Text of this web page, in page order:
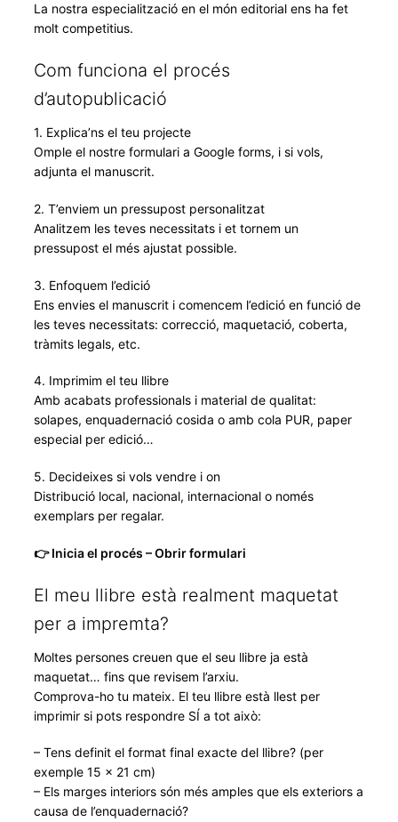
La nostra especialització en el món editorial ens ha fet
molt competitius.
Com funciona el procés
d’autopublicació
1. Explica’ns el teu projecte
Omple el nostre formulari a Google forms, i si vols,
adjunta el manuscrit.
2. T’enviem un pressupost personalitzat
Analitzem les teves necessitats i et tornem un
pressupost el més ajustat possible.
3. Enfoquem l’edició
Ens envies el manuscrit i comencem l’edició en funció de
les teves necessitats: correcció, maquetació, coberta,
tràmits legals, etc.
4. Imprimim el teu llibre
Amb acabats professionals i material de qualitat:
solapes, enquadernació cosida o amb cola PUR, paper
especial per edició…
5. Decideixes si vols vendre i on
Distribució local, nacional, internacional o només
exemplars per regalar.
👉 Inicia el procés – Obrir formulari
El meu llibre està realment maquetat
per a impremta?
Moltes persones creuen que el seu llibre ja està
maquetat… fins que revisem l’arxiu.
Comprova-ho tu mateix. El teu llibre està llest per
imprimir si pots respondre SÍ a tot això:
– Tens definit el format final exacte del llibre? (per
exemple 15 × 21 cm)
– Els marges interiors són més amples que els exteriors a
causa de l’enquadernació?